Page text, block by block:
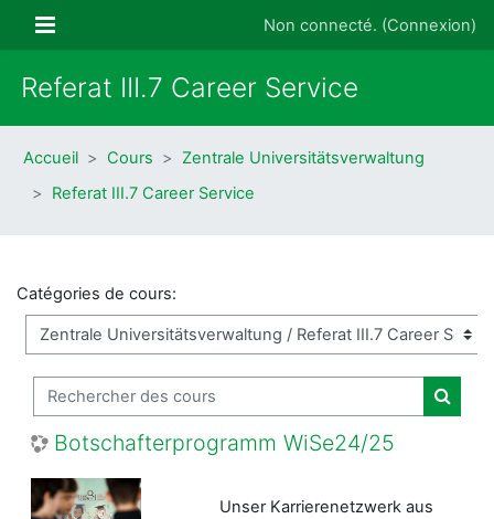
Panneau latéral Non connecté. (Connexion)
Referat III.7 Career Service
Accueil Cours
Zentrale Universitätsverwaltung
Referat III.7 Career Service
Catégories de cours:
Rechercher des cours
Botschafterprogramm WiSe24/25
Unser Karrierenetzwerk aus